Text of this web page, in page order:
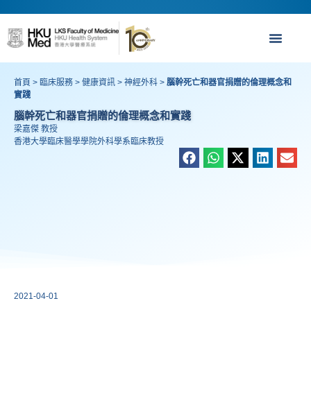
首頁 > 臨床服務 > 健康資訊 > 神經外科 > 腦幹死亡和器官捐贈的倫理概念和
實踐
腦幹死亡和器官捐贈的倫理概念和實踐
梁嘉傑 教授
香港大學臨床醫學學院外科學系臨床教授
2021-04-01